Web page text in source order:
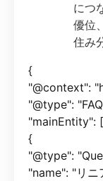
につ
優位
住み
{
"@context":
"@type":
"mainEntity": [
{
"@type":
"name": "リニ